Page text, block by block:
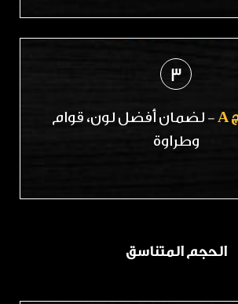
3
- لضمان أفضل لون، قوام
وطراوة
الحجم المتناسق